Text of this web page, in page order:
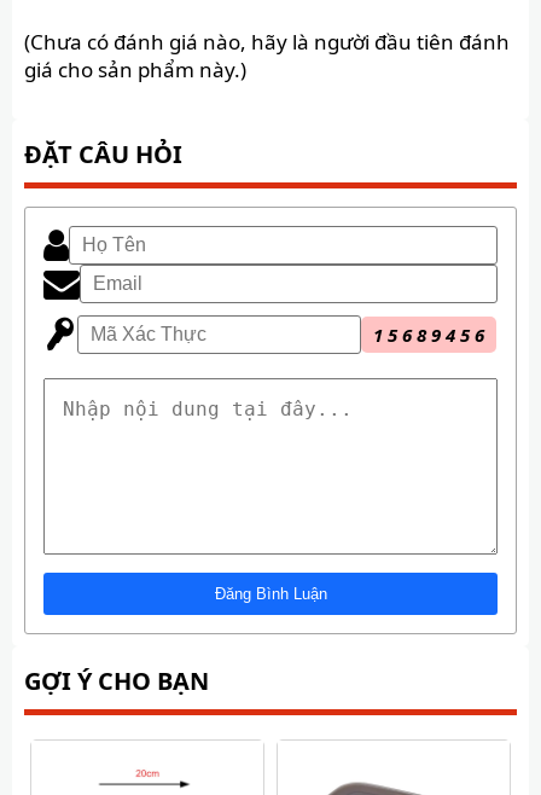
(Chưa có đánh giá nào, hãy là người đầu tiên đánh
giá cho sản phẩm này.)
ĐẶT CÂU HỎI
1 5 6 8 9 4 5 6
GỢI Ý CHO BẠN